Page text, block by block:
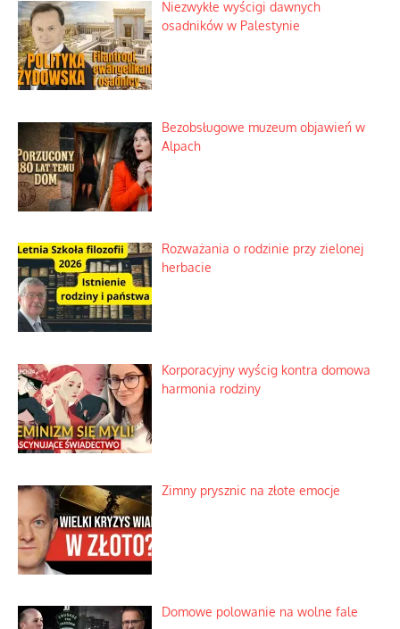
Niezwykłe wyścigi dawnych
osadników w Palestynie
Bezobsługowe muzeum objawień w
Alpach
Rozważania o rodzinie przy zielonej
herbacie
Korporacyjny wyścig kontra domowa
harmonia rodziny
Zimny prysznic na złote emocje
Domowe polowanie na wolne fale